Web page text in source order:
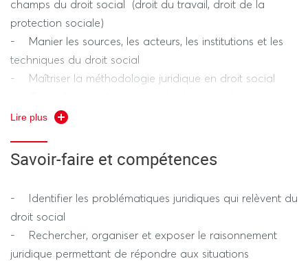
champs du droit social (droit du travail, droit de la
protection sociale)
- Manier les sources, les acteurs, les institutions et les
techniques du droit social
- Maîtriser la méthodologie juridique en droit social
- Intégrer les rapports du droit social avec d’autres
- Identifier les enjeux du monde du travail auxquels se
rapporte le droit social et/ou du droit social
Lire plus
Savoir-faire et compétences
- Identifier les problématiques juridiques qui relèvent du
droit social
- Rechercher, organiser et exposer le raisonnement
juridique permettant de répondre aux situations